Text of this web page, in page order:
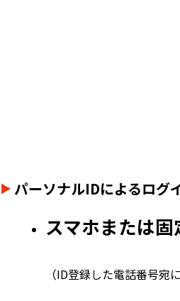
パーソナルIDによるログ
スマホまたは
（ID登録した電話番号